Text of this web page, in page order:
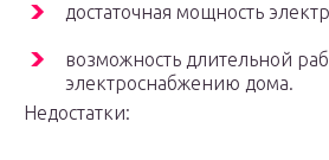
достаточная мощность
возможность длительной
электроснабжению дома.
Недостатки: